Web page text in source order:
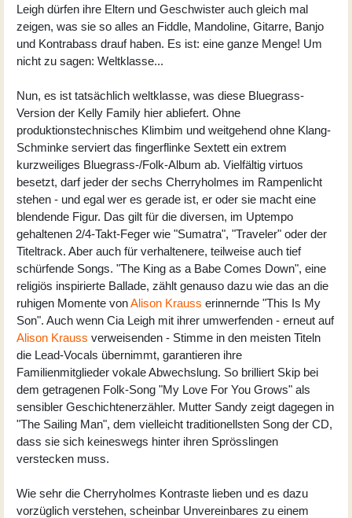
Leigh dürfen ihre Eltern und Geschwister auch gleich mal
zeigen, was sie so alles an Fiddle, Mandoline, Gitarre, Banjo
und Kontrabass drauf haben. Es ist: eine ganze Menge! Um
nicht zu sagen: Weltklasse...
Nun, es ist tatsächlich weltklasse, was diese Bluegrass-
Version der Kelly Family hier abliefert. Ohne
produktionstechnisches Klimbim und weitgehend ohne Klang-
Schminke serviert das fingerflinke Sextett ein extrem
kurzweiliges Bluegrass-/Folk-Album ab. Vielfältig virtuos
besetzt, darf jeder der sechs Cherryholmes im Rampenlicht
stehen - und egal wer es gerade ist, er oder sie macht eine
blendende Figur. Das gilt für die diversen, im Uptempo
gehaltenen 2/4-Takt-Feger wie "Sumatra", "Traveler" oder der
Titeltrack. Aber auch für verhaltenere, teilweise auch tief
schürfende Songs. "The King as a Babe Comes Down", eine
religiös inspirierte Ballade, zählt genauso dazu wie das an die
ruhigen Momente vonAlison Krauss erinnernde "This Is My
Son". Auch wenn Cia Leigh mit ihrer umwerfenden - erneut auf
Alison Krauss verweisenden - Stimme in den meisten Titeln
die Lead-Vocals übernimmt, garantieren ihre
Familienmitglieder vokale Abwechslung. So brilliert Skip bei
dem getragenen Folk-Song "My Love For You Grows" als
sensibler Geschichtenerzähler. Mutter Sandy zeigt dagegen in
"The Sailing Man", dem vielleicht traditionellsten Song der CD,
dass sie sich keineswegs hinter ihren Sprösslingen
verstecken muss.
Wie sehr die Cherryholmes Kontraste lieben und es dazu
vorzüglich verstehen, scheinbar Unvereinbares zu einem